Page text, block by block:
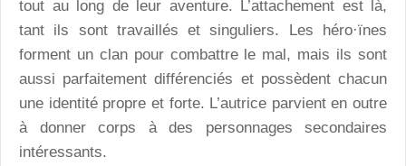
tout au long de leur aventure. L’attachement est là,
tant ils sont travaillés et singuliers. Les héro·ïnes
forment un clan pour combattre le mal, mais ils sont
aussi parfaitement différenciés et possèdent chacun
une identité propre et forte. L’autrice parvient en outre
à donner corps à des personnages secondaires
intéressants.